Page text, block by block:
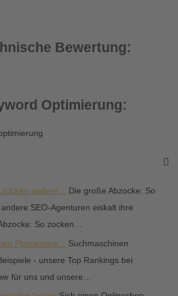
Bewertung:
Optimierung:
zocken andere… Die große Abzocke: So
SEO-Agenturen eiskalt ihre
So zocken…
Platzierung…
Suchmaschinen
- unsere Top Rankings bei
für uns und unsere…